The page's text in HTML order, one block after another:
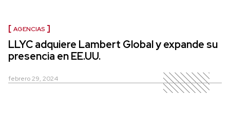
AGENCIAS
LLYC adquiere Lambert Global y expande su
presencia en EE.UU.
febrero 29, 2024